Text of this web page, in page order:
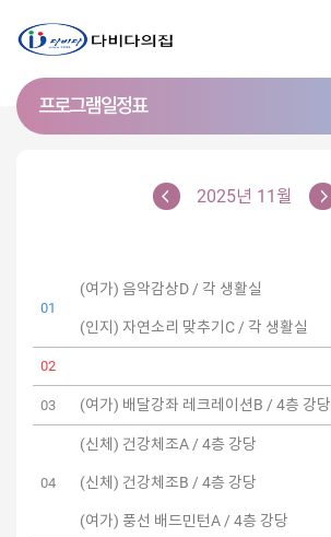
프로그램 일정표
2025년 11월
01
(여가) 음악감상D / 각 생활실
(인지) 자연소리 맞추기C / 각 생활실
02
03 (여가) 배달강좌 레크레이션B / 4층 강당
04
(신체) 건강체조A / 4층 강당
(신체) 건강체조B / 4층 강당
(여가) 풍선 배드민턴A / 4층 강당